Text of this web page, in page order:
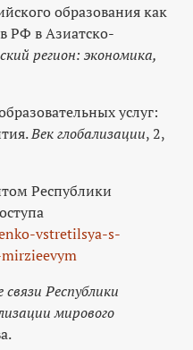
образования как
РФ в Азиатско-
регион: экономика,
услуг:
Век глобализации, 2,
Республики
vstretilsya-s-
Республики
мирового